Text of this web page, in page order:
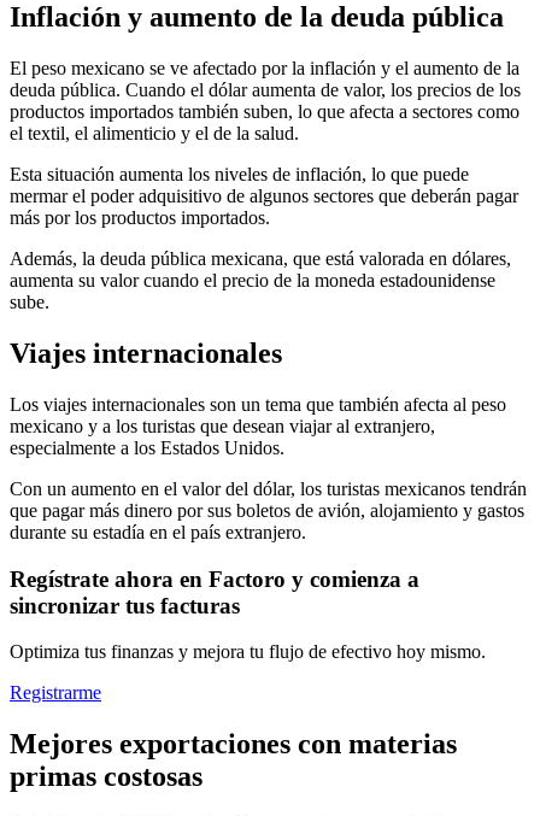
Inflación y aumento de la deuda pública
El peso mexicano se ve afectado por la inflación y el aumento de la
deuda pública. Cuando el dólar aumenta de valor, los precios de los
productos importados también suben, lo que afecta a sectores como
el textil, el alimenticio y el de la salud.
Esta situación aumenta los niveles de inflación, lo que puede
mermar el poder adquisitivo de algunos sectores que deberán pagar
más por los productos importados.
Además, la deuda pública mexicana, que está valorada en dólares,
aumenta su valor cuando el precio de la moneda estadounidense
sube.
Viajes internacionales
Los viajes internacionales son un tema que también afecta al peso
mexicano y a los turistas que desean viajar al extranjero,
especialmente a los Estados Unidos.
Con un aumento en el valor del dólar, los turistas mexicanos tendrán
que pagar más dinero por sus boletos de avión, alojamiento y gastos
durante su estadía en el país extranjero.
Regístrate ahora en Factoro y comienza a
sincronizar tus facturas
Optimiza tus finanzas y mejora tu flujo de efectivo hoy mismo.
Registrarme
Mejores exportaciones con materias
primas costosas